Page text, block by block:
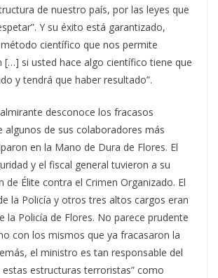
de nuestro país, por las leyes que
Y su éxito está garantizado,
científico que nos permite
[…] si usted hace algo científico tiene que
y tendrá que haber resultado”.
desconoce los fracasos
algunos de sus colaboradores más
en la Mano de Dura de Flores. El
y el fiscal general tuvieron a su
de Élite contra el Crimen Organizado. El
la Policía y otros tres altos cargos eran
la Policía de Flores. No parece prudente
con los mismos que ya fracasaron la
el ministro es tan responsable del
estas estructuras terroristas” como